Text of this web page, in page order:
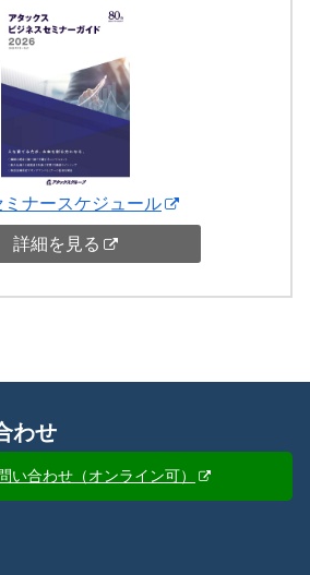
ミナースケジュール
詳細を見る
わせ
い合わせ（オンライン可）